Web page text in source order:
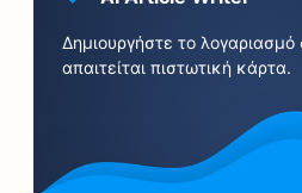
Δημιουργήστε το
απαιτείται πιστωτική κάρτα.